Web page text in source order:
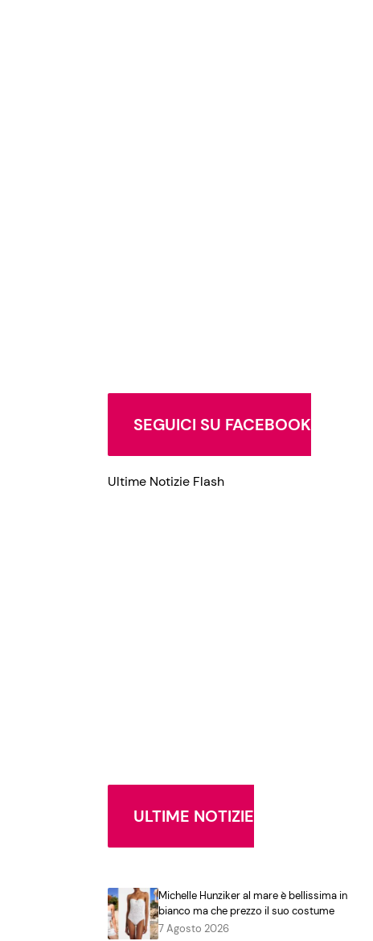
SEGUICI SU FACEBOOK
Ultime Notizie Flash
ULTIME NOTIZIE
Michelle Hunziker al mare è bellissima in
bianco ma che prezzo il suo costume
7 Agosto 2026